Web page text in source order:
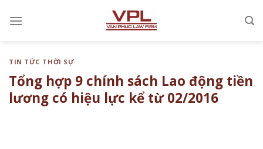
đến
TIN TỨC THỜI SỰ
Tổng hợp 9 chính sách Lao động tiền
lương có hiệu lực kể từ 02/2016